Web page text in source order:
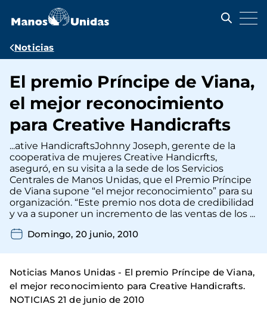
contenido
Ruta
navegación
Noticias
El premio Príncipe de Viana,
el mejor reconocimiento
para Creative Handicrafts
...ative HandicraftsJohnny Joseph, gerente de la
cooperativa de mujeres Creative Handicrfts,
aseguró, en su visita a la sede de los Servicios
Centrales de Manos Unidas, que el Premio Príncipe
de Viana supone “el mejor reconocimiento” para su
organización. “Este premio nos dota de credibilidad
y va a suponer un incremento de las ventas de los ...
Domingo, 20 junio, 2010
Noticias Manos Unidas - El premio Príncipe de Viana,
el mejor reconocimiento para Creative Handicrafts.
NOTICIAS 21 de junio de 2010